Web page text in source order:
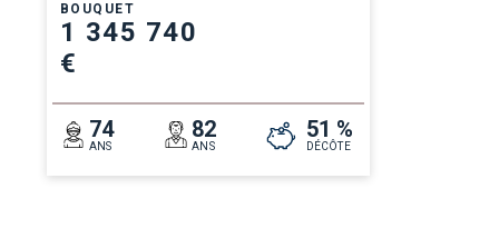
BOUQUET
1 345 740
€
74
ANS
82
ANS
51 %
DÉCÔTE